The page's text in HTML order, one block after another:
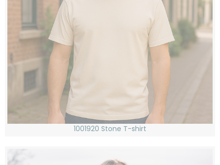
1001920 Stone T-shirt